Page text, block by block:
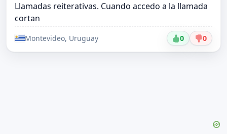
Llamadas reiterativas. Cuando accedo a la llamada
cortan
Montevideo, Uruguay 0 0